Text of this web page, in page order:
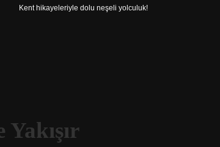
Kent hikayeleriyle dolu neşeli yolculuk!